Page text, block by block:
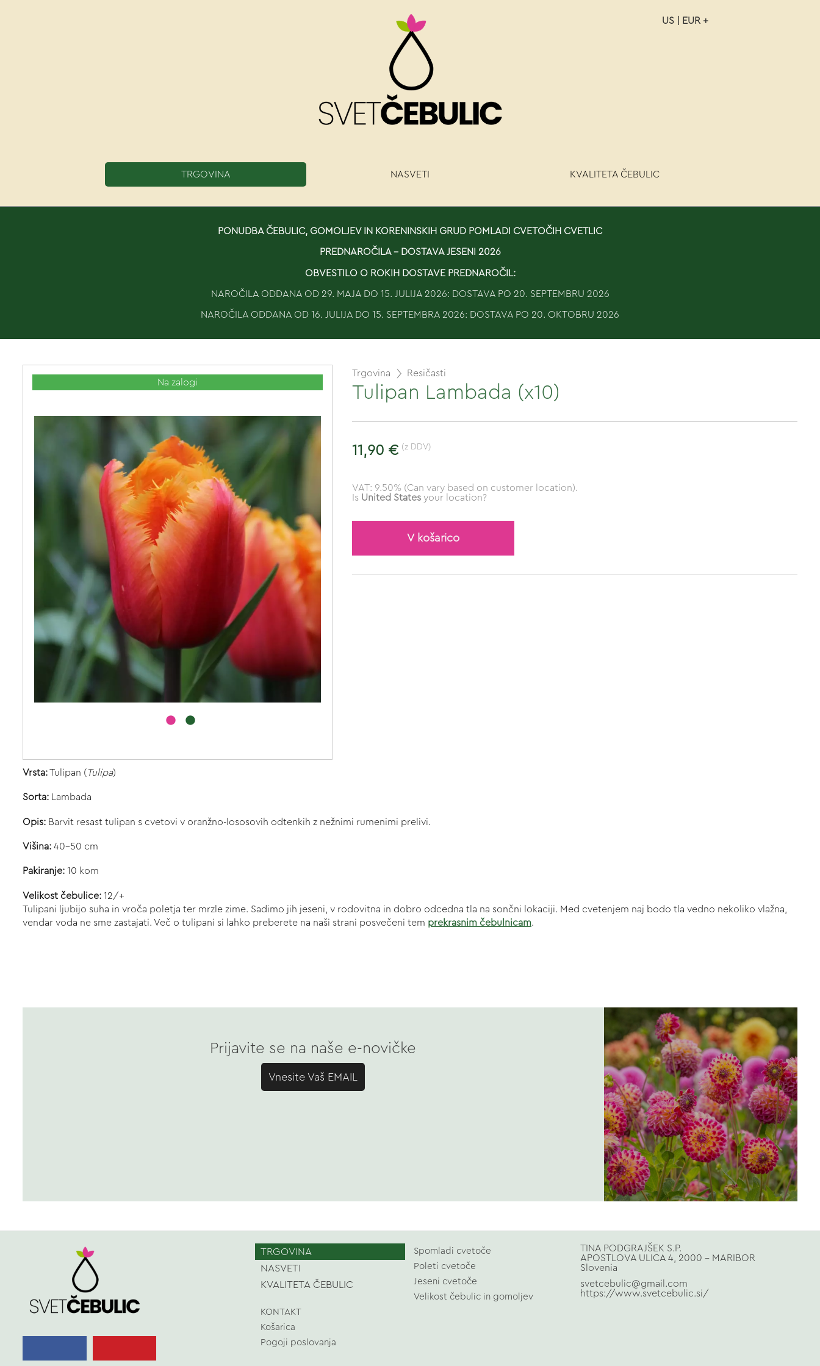
US | EUR +
TRGOVINA NASVETI KVALITETA ČEBULIC
PONUDBA ČEBULIC, GOMOLJEV IN KORENINSKIH GRUD POMLADI CVETOČIH CVETLIC
PREDNAROČILA - DOSTAVA JESENI 2026
OBVESTILO O ROKIH DOSTAVE PREDNAROČIL:
NAROČILA ODDANA OD 29. MAJA DO 15. JULIJA 2026: DOSTAVA PO 20. SEPTEMBRU 2026
NAROČILA ODDANA OD 16. JULIJA DO 15. SEPTEMBRA 2026: DOSTAVA PO 20. OKTOBRU 2026
Na zalogi
Trgovina Resičasti
Tulipan Lambada (x10)
11,90 € (z DDV)
VAT: 9.50% (Can vary based on customer location).
Is United States your location?
V košarico
Vrsta:Tulipan ( Tulipa)
Sorta: Lambada
Opis: Barvit resast tulipan s cvetovi v oranžno-lososovih odtenkih z nežnimi rumenimi prelivi.
Višina: 40-50 cm
Pakiranje: 10 kom
Velikost čebulice: 12/+
Tulipani ljubijo suha in vroča poletja ter mrzle zime. Sadimo jih jeseni, v rodovitna in dobro odcedna tla na sončni lokaciji. Med cvetenjem naj bodo tla vedno nekoliko vlažna,
vendar voda ne sme zastajati. Več o tulipani si lahko preberete na naši strani posvečeni tem prekrasnim čebulnicam.
Prijavite se na naše e-novičke
Vnesite Vaš EMAIL
TRGOVINA
NASVETI
KVALITETA ČEBULIC
Spomladi cvetoče
Poleti cvetoče
Jeseni cvetoče
Velikost čebulic in gomoljev
KONTAKT
Košarica
Pogoji poslovanja
TINA PODGRAJŠEK S.P.
APOSTLOVA ULICA 4, 2000 - MARIBOR
Slovenia
svetcebulic@gmail.com
https://www.svetcebulic.si/